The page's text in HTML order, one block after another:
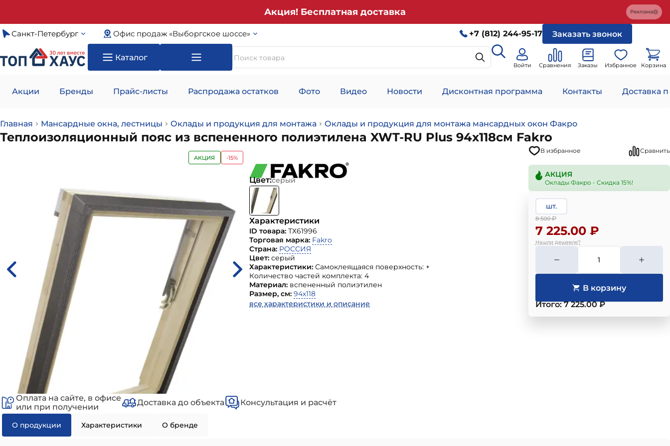
Акция! Бесплатная доставка Реклама
Санкт-Петербург Офис продаж «Выборгское шоссе» +7 (812) 244-95-17 Заказать звонок
Каталог
Войти Сравнения Заказы Избранное Корзина
Акции Бренды Прайс-листы Распродажа остатков Фото Видео Новости Дисконтная программа Контакты Доставка
Главная Мансардные окна, лестницы Оклады и продукция для монтажа Оклады и продукция для монтажа мансардных окон Факро
Теплоизоляционный пояс из вспененного полиэтилена XWT-RU Plus 94х118см Fakro
В избранное Сравнить
АКЦИЯ -15%
Цвет:серый
Характеристики
ID товара: ТХ61996
Торговая марка: Fakro
Страна: РОССИЯ
Цвет: серый
Характеристики: Самоклеящаяся поверхность: +
Количество частей комплекта: 4
Материал: вспененный полиэтилен
Размер, см: 94х118
все характеристики и описание
АКЦИЯ
Оклады Факро - Скидка 15%!
шт.
8 500₽
7 225.00 ₽
Нашли дешевле?
Итого: 7 225.00 ₽
Оплата на сайте, в офисе
или при получении
Доставка до объекта Консультация и расчёт
О продукции Характеристики О бренде